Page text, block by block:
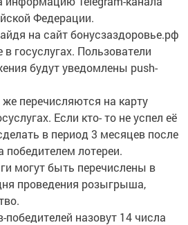
Федерации.
на сайт бонусзаздоровье.рф
госуслугах. Пользователи
будут уведомлены push-
перечисляются на карту
Если кто- то не успел её
в период 3 месяцев после
победителем лотереи.
могут быть перечислены в
проведения розыгрыша,
победителей назовут 14 числа